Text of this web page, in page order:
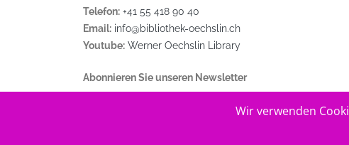
Telefon: +41 55 418 90 40
Email: info@bibliothek-oechslin.ch
Youtube: Werner Oechslin Library
Abonnieren Sie unseren Newsletter
Wir verwenden